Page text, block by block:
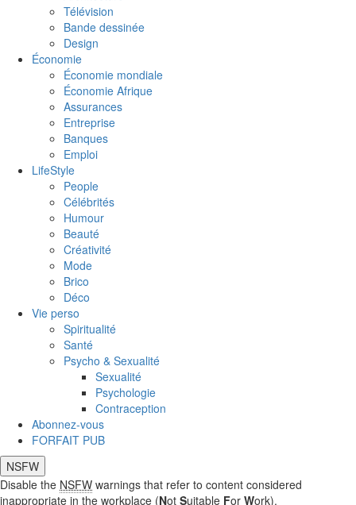
Télévision
Bande dessinée
Design
Économie
Économie mondiale
Économie Afrique
Assurances
Entreprise
Banques
Emploi
LifeStyle
People
Célébrités
Humour
Beauté
Créativité
Mode
Brico
Déco
Vie perso
Spiritualité
Santé
Psycho & Sexualité
Sexualité
Psychologie
Contraception
Abonnez-vous
FORFAIT PUB
NSFW
Disable the NSFW warnings that refer to content considered
inappropriate in the workplace (Not Suitable For Work).